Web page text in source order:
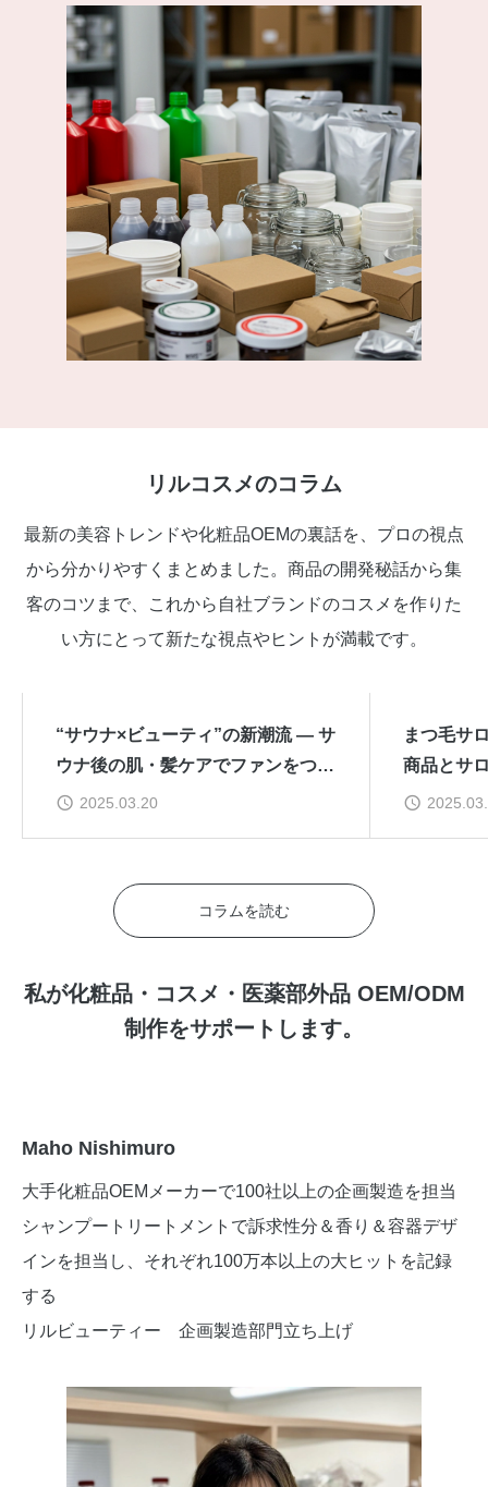
リルコスメのコラム
最新の美容トレンドや化粧品OEMの裏話を、プロの視点
から分かりやすくまとめました。商品の開発秘話から集
客のコツまで、これから自社ブランドのコスメを作りた
い方にとって新たな視点やヒントが満載です。
“サウナ×ビューティ”の新潮流 — サ
ウナ後の肌・髪ケアでファンをつか
む導線づくり
2025.03.20
まつ毛サ
商品とサ
ばす方法
コラムを読む
私が化粧品・コスメ・医薬部外品 OEM/ODM
制作をサポートします。
Maho Nishimuro
大手化粧品OEMメーカーで100社以上の企画製造を担当
シャンプートリートメントで訴求性分＆香り＆容器デザ
インを担当し、それぞれ100万本以上の大ヒットを記録
する
リルビューティー 企画製造部門立ち上げ